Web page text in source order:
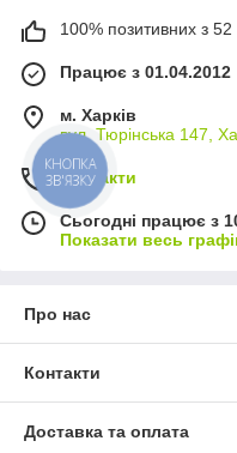
100% позитивних з 52
Працює з 01.04.2012
м. Харків
вул. Тюрінська 147,
Контакти
Сьогодні працює з
Показати весь
Про нас
Контакти
Доставка та оплата
КНОПКА
ЗВ'ЯЗКУ